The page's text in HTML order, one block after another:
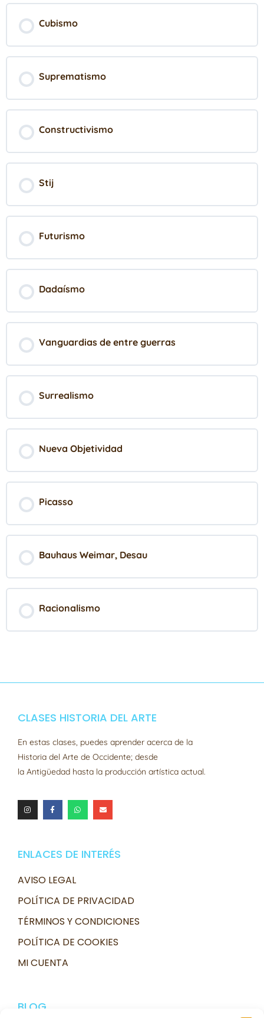
Cubismo
Suprematismo
Constructivismo
Stij
Futurismo
Dadaísmo
Vanguardias de entre guerras
Surrealismo
Nueva Objetividad
Picasso
Bauhaus Weimar, Desau
Racionalismo
CLASES HISTORIA DEL ARTE
En estas clases, puedes aprender acerca de la
Historia del Arte de Occidente; desde
la Antigüedad hasta la producción artística actual.
ENLACES DE INTERÉS
AVISO LEGAL
POLÍTICA DE PRIVACIDAD
TÉRMINOS Y CONDICIONES
POLÍTICA DE COOKIES
MI CUENTA
BLOG